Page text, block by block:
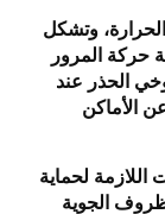
وتشكل
حركة المرور
الحذر عند
الأماكن
اللازمة لحماية
الجوية